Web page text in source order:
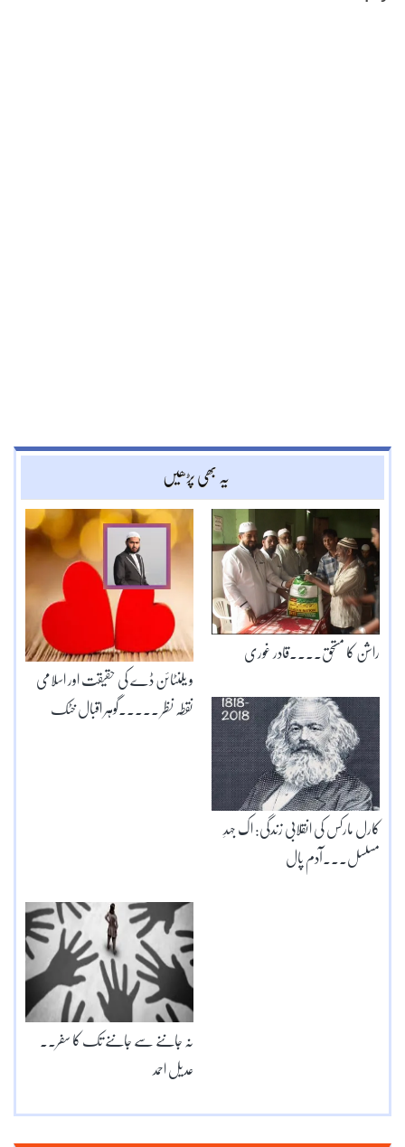
یہ بھی پڑھیں
و یلنٹائن ڈے کی حقیقت اور اسلامی
نقطہ نظر ۔۔۔۔۔گوہر اقبال خٹک
راشن کا مستحق۔۔۔۔قادر غوری
کارل مارکس کی انقلابی زندگی: اک جہدِ
مسلسل۔۔۔آدم پال
نہ جاننے سے جاننے تک کا سفر۔۔
عدیل احمد